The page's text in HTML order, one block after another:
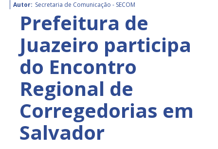
Autor: Secretaria de Comunicação - SECOM
Prefeitura de
Juazeiro participa
do Encontro
Regional de
Corregedorias em
Salvador